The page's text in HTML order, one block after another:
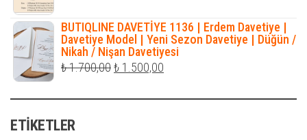
₺ 1.950,00.
BUTIQLINE DAVETİYE 1136 | Erdem Davetiye |
Davetiye Model | Yeni Sezon Davetiye | Düğün /
Nikah / Nişan Davetiyesi
₺1.700,00Orijinal
₺ 1.500,00
ETIKETLER